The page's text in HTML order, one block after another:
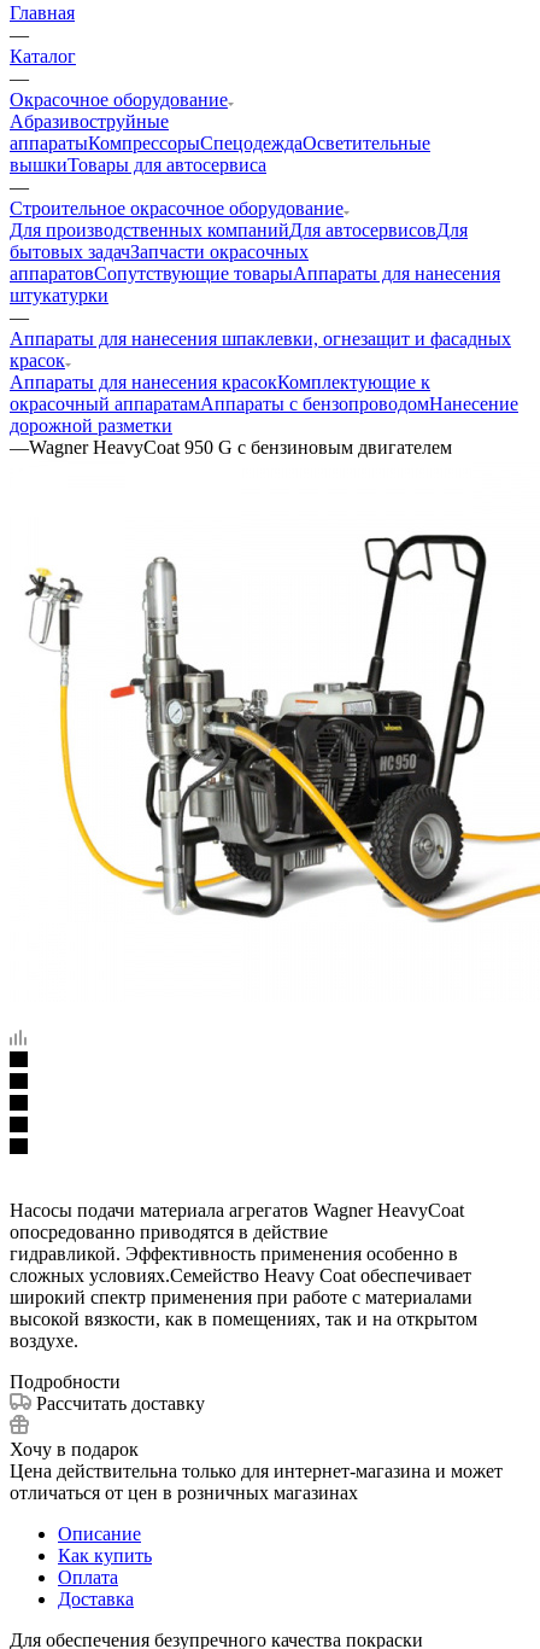
Главная
—
Каталог
—
Окрасочное оборудование
Aбразивоструйные
аппаратыКомпрессорыСпецодеждаОсветительные
вышкиТовары для автосервиса
—
Строительное окрасочное оборудование
Для производственных компанийДля автосервисовДля
бытовых задачЗапчасти окрасочных
аппаратовСопутствующие товарыАппараты для нанесения
штукатурки
—
Аппараты для нанесения шпаклевки, огнезащит и фасадных
красок
Аппараты для нанесения красокКомплектующие к
окрасочный аппаратамАппараты с бензопроводомНанесение
дорожной разметки
—Wagner HeavyCoat 950 G с бензиновым двигателем
Насосы подачи материала агрегатов Wagner HeavyCoat
опосредованно приводятся в действие
гидравликой. Эффективность применения особенно в
сложных условиях.Семейство Нeavy Сoat обеспечивает
широкий спектр применения при работе с материалами
высокой вязкости, как в помещениях, так и на открытом
воздухе.
Подробности
Рассчитать доставку
Хочу в подарок
Цена действительна только для интернет-магазина и может
отличаться от цен в розничных магазинах
Описание
Как купить
Оплата
Доставка
Для обеспечения безупречного качества покраски